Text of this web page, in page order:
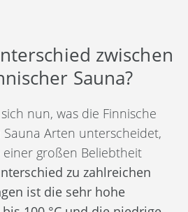
zwischen
Sauna?
nun, was die Finnische
Arten unterscheidet,
großen Beliebtheit
zu zahlreichen
ist die sehr hohe